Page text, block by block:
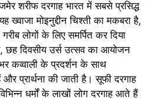
शरीफ दरगाह भारत में सबसे प्रसिद्ध
ख्वाजा मोइनुद्दीन चिश्ती का मकबरा है,
लोगों के लिए समर्पित कर दिया
छह दिवसीय उर्स उत्सव का आयोजन
कव्वाली के प्रदर्शन के साथ
और प्रार्थना की जाती है। सूफी दरगाह
धर्मों के लाखों लोग दरगाह आते हैं